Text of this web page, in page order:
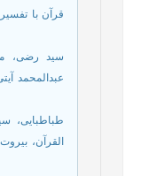
قرآن با
سید رضی،
عبدالمحمد
طباطبایی،